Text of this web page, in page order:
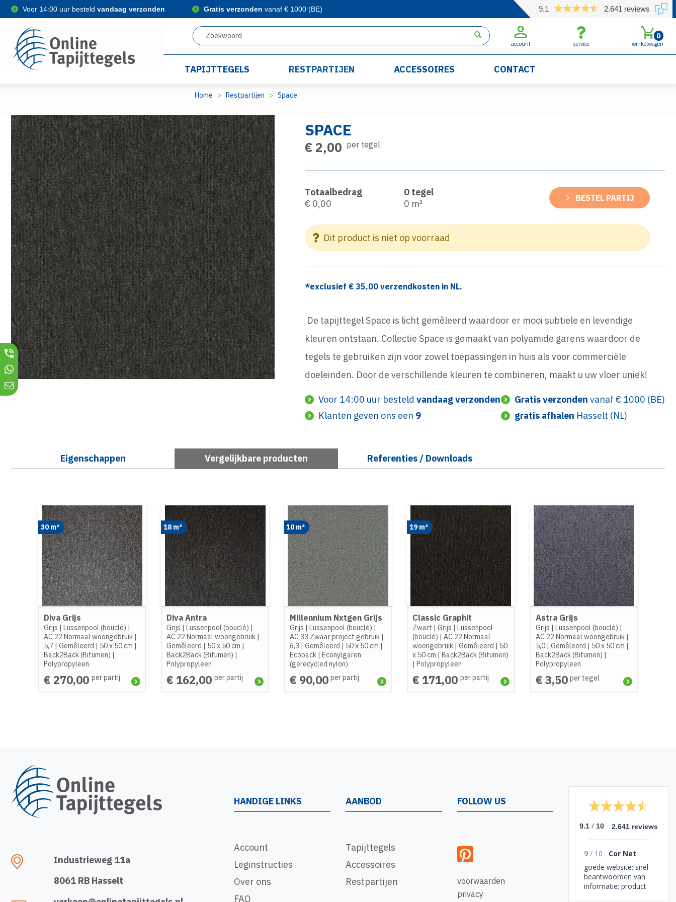
Voor 14:00 uur besteld vandaag verzonden Gratis verzonden vanaf € 1000 (BE) 9.1 2.641 reviews
account service winkelwagen
0
TAPIJTTEGELS RESTPARTIJEN ACCESSOIRES CONTACT
Home Restpartijen Space
SPACE
€ 2,00 per tegel
Totaalbedrag
€ 0,00
0 tegel
0 m² BESTEL PARTIJ
Dit product is niet op voorraad
*exclusief €35,00 verzendkosten in NL.
De tapijttegel Space is licht gemêleerd waardoor er mooi subtiele en levendige
kleuren ontstaan. Collectie Space is gemaakt van polyamide garens waardoor de
tegels te gebruiken zijn voor zowel toepassingen in huis als voor commerciële
doeleinden. Door de verschillende kleuren te combineren, maakt u uw vloer uniek!
Voor 14:00 uur besteldvandaag verzonden
Klanten geven ons een 9
Gratis verzonden vanaf € 1000 (BE)
gratis afhalen Hasselt (NL)
Eigenschappen Vergelijkbare producten Referenties / Downloads
30 m²
Diva Grijs
Grijs | Lussenpool (bouclé) |
AC 22 Normaal woongebruik |
5,7 | Gemêleerd | 50 x 50 cm |
Back2Back (Bitumen) |
Polypropyleen
€ 270,00 per partij
18 m²
Diva Antra
Grijs |Lussenpool (bouclé) |
AC 22 Normaal woongebruik |
Gemêleerd | 50 x 50 cm |
Back2Back (Bitumen) |
Polypropyleen
€ 162,00 per partij
10 m²
Millennium Nxtgen Grijs
Grijs | Lussenpool (bouclé) |
AC 33 Zwaar project gebruik|
6,3 | Gemêleerd | 50 x 50 cm |
Ecoback| Econylgaren
(gerecycled nylon)
€ 90,00 per partij
19 m²
Classic Graphit
Zwart |Grijs |Lussenpool
(bouclé) |AC 22 Normaal
woongebruik |Gemêleerd | 50
x 50 cm |Back2Back (Bitumen)
|Polypropyleen
€ 171,00 per partij
Astra Grijs
Grijs | Lussenpool (bouclé) |
AC 22 Normaal woongebruik|
5,0| Gemêleerd | 50 x 50 cm |
Back2Back (Bitumen) |
Polypropyleen
€ 3,50 per tegel
Industrieweg 11a
8061 RB Hasselt
HANDIGE LINKS
Account
Leginstructies
Over ons
FAQ
AANBOD
Tapijttegels
Accessoires
Restpartijen
FOLLOW US
voorwaarden
privacy
9.1 / 10 2.641 reviews
9 / 10
Cor Net
goede website; snel
beantwoorden van
informatie; product